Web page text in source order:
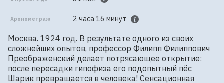
Хронометраж 2 часа 16 минут
Москва. 1924 год. В результате одного из своих
сложнейших опытов, профессор Филипп Филиппович
Преображенский делает потрясающее открытие:
после пересадки гипофиза его подопытный пёс
Шарик превращается в человека! Сенсационная